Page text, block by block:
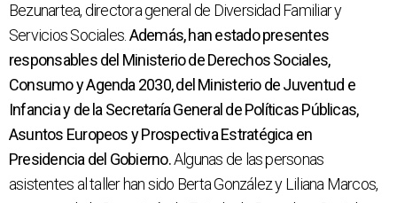
Bezunartea, directora general de Diversidad Familiar y
Servicios Sociales.Además, han estado presentes
responsables del Ministerio de Derechos Sociales,
Consumo y Agenda 2030, del Ministerio de Juventud e
Infancia y de la Secretaría General de Políticas Públicas,
Asuntos Europeos y Prospectiva Estratégica en
Presidencia del Gobierno.Algunas de las personas
asistentes al taller han sido Berta González y Liliana Marcos,